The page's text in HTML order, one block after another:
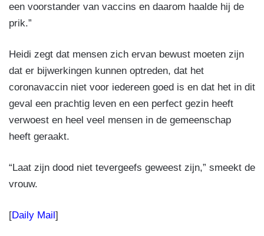
een voorstander van vaccins en daarom haalde hij de
prik.”
Heidi zegt dat mensen zich ervan bewust moeten zijn
dat er bijwerkingen kunnen optreden, dat het
coronavaccin niet voor iedereen goed is en dat het in dit
geval een prachtig leven en een perfect gezin heeft
verwoest en heel veel mensen in de gemeenschap
heeft geraakt.
“Laat zijn dood niet tevergeefs geweest zijn,” smeekt de
vrouw.
[Daily Mail]